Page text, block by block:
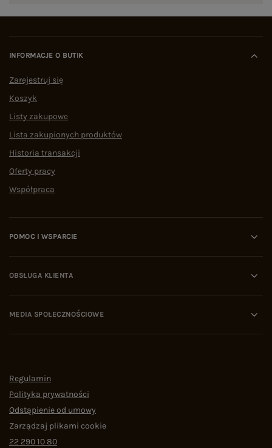
INFORMACJE O BUTIK
Zarejestruj się
Koszyk
Listy zakupowe
Lista zakupionych produktów
Historia transakcji
Oferty pracy
Współpraca
POMOC I WSPARCIE
OBSŁUGA KLIENTA
MEDIA SPOŁECZNOŚCIOWE
Regulamin
Polityka prywatności
Odstąpienie od umowy
Zarządzaj plikami cookie
22 290 10 80